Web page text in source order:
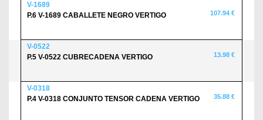
V-1689
P.6 V-1689 CABALLETE NEGRO VERTIGO
107.94 €
V-0522
P.5 V-0522 CUBRECADENA VERTIGO
13.98 €
V-0318
P.4 V-0318 CONJUNTO TENSOR CADENA VERTIGO
35.88 €